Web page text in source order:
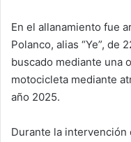
En el allanamiento fue
Polanco, alias “Ye”, de
buscado mediante una
motocicleta mediante
año 2025.
Durante la intervención